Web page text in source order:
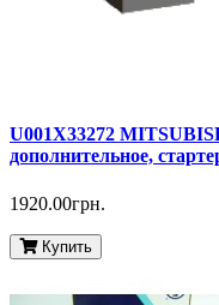
U001X33272
дополнительное,
1920.00грн.
Купить